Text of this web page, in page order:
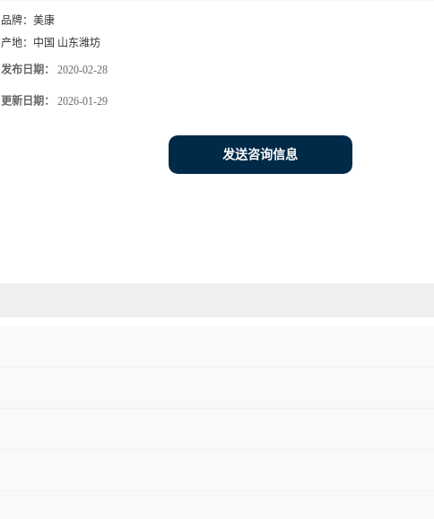
品牌： 美康
产地： 中国 山东潍坊
发布日期： 2020-02-28
更新日期： 2026-01-29
发送咨询信息